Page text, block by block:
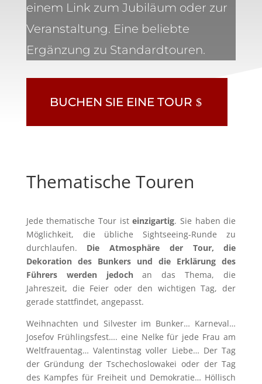
einem Link zum Jubiläum oder zur
Veranstaltung. Eine beliebte
Ergänzung zu Standardtouren.
BUCHEN SIE EINE TOUR
Thematische Touren
Jede thematische Tour isteinzigartig. Sie haben die
Möglichkeit, die übliche Sightseeing-Runde zu
durchlaufen. Die Atmosphäre der Tour, die
Dekoration des Bunkers und die Erklärung des
Führers werden jedochan das Thema, die
Jahreszeit, die Feier oder den wichtigen Tag, der
gerade stattfindet, angepasst.
Weihnachten und Silvester im Bunker… Karneval…
Josefov Frühlingsfest…. eine Nelke für jede Frau am
Weltfrauentag… Valentinstag voller Liebe… Der Tag
der Gründung der Tschechoslowakei oder der Tag
des Kampfes für Freiheit und Demokratie… Höllisch